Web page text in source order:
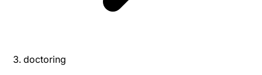
doctoring